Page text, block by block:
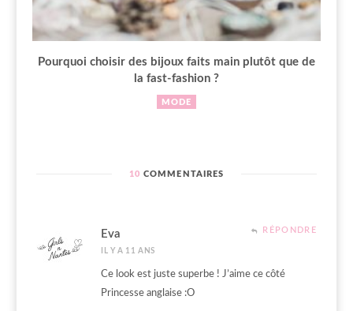
Pourquoi choisir des bijoux faits main plutôt que de
la fast-fashion ?
MODE
10 COMMENTAIRES
Eva
IL Y A 11 ANS
RÉPONDRE
Ce look est juste superbe ! J’aime ce côté
Princesse anglaise :O